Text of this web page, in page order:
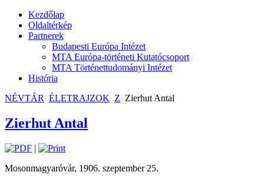
Kezdőlap
Oldaltérkép
Partnerek
Budapesti Európa Intézet
MTA Európa-történeti Kutatócsoport
MTA Történettudományi Intézet
História
NÉVTÁR ÉLETRAJZOK Z Zierhut Antal
Zierhut Antal
|
Mosonmagyaróvár, 1906. szeptember 25.